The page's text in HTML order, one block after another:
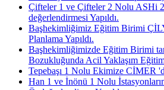
Çifteler 1 ve Çifteler 2 Nolu ASHi
değerlendirmesi Yapıldı.
Başhekimliğimiz Eğitim Birimi
Planlama Yapıldı.
Başhekimliğimizde Eğitim Birimi
Bozukluğunda Acil Yaklaşım
Tepebaşı 1 Nolu Ekimize CİMER
Han 1 ve İnönü 1 Nolu